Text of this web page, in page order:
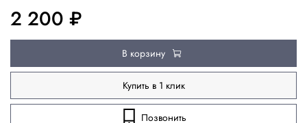
2 200 ₽
В корзину
Купить в 1 клик
Позвонить